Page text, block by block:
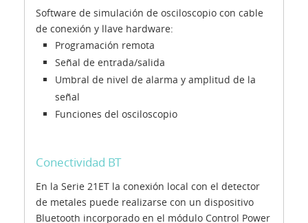
Software de simulación de osciloscopio con cable
de conexión y llave hardware:
Programación remota
Señal de entrada/salida
Umbral de nivel de alarma y amplitud de la
señal
Funciones del osciloscopio
Conectividad BT
En la Serie 21ET la conexión local con el detector
de metales puede realizarse con un dispositivo
Bluetooth incorporado en el módulo Control Power